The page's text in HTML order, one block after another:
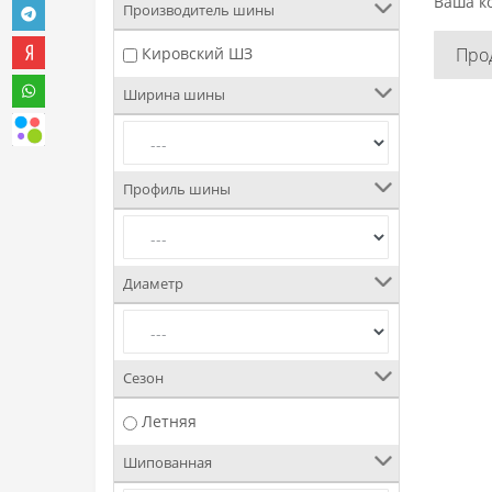
Производитель шины
Кировский ШЗ
Ширина шины
Профиль шины
Диаметр
Сезон
Летняя
Шипованная